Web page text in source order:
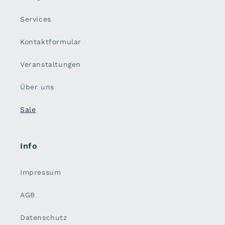
Services
Kontaktformular
Veranstaltungen
Über uns
Sale
Info
Impressum
AGB
Datenschutz